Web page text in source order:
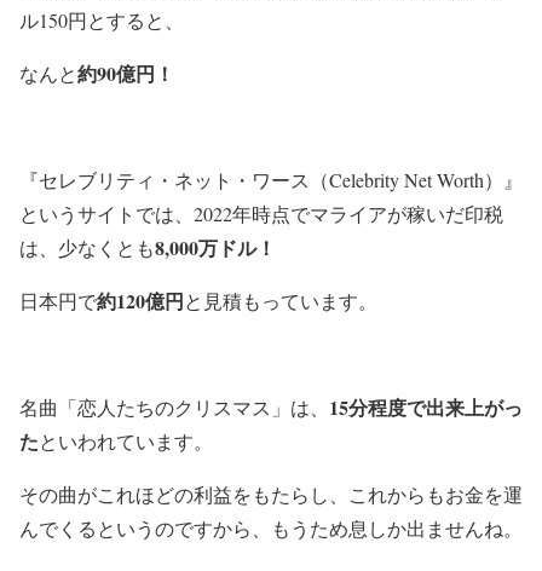
ル150円とすると、
なんと約90億円！
『セレブリティ・ネット・ワース（Celebrity Net Worth）』
というサイトでは、2022年時点でマライアが稼いだ印税
は、少なくとも8,000万ドル！
日本円で約120億円と見積もっています。
名曲「恋人たちのクリスマス」は、 15分程度で出来上がっ
たといわれています。
その曲がこれほどの利益をもたらし、これからもお金を運
んでくるというのですから、もうため息しか出ませんね。